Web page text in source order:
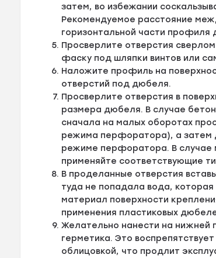
затем, во избежании
Рекомендуемое расстояние
горизонтальной части профиля
Просверлите отверстия
фаску под шляпки винтов или
Наложите профиль на
отверстий под дюбеля.
Просверлите отверстия в
размера дюбеля. В случае
сначала на малых оборотах
режима перфоратора), а затем
режиме перфоратора. В случае
применяйте соответствующие
В проделанные отверстия
туда не попадала вода,
материал поверхности
применения пластиковых
Желательно нанести на нижней
герметика. Это
облицовкой, что продлит